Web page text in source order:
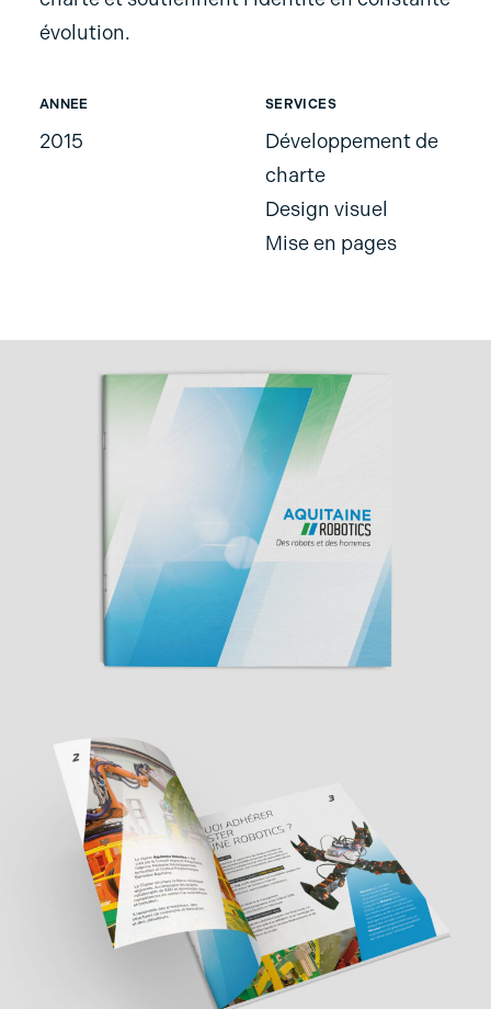
évolution.
ANNEE
2015
SERVICES
Développement de
charte
Design visuel
Mise en pages